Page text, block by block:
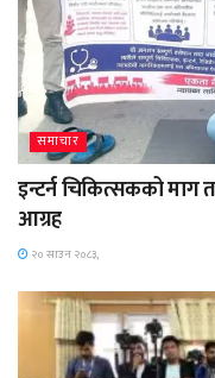
समाचार
इन्टर्न चिकित्सकको
आग्रह
२० साउन २०८३,